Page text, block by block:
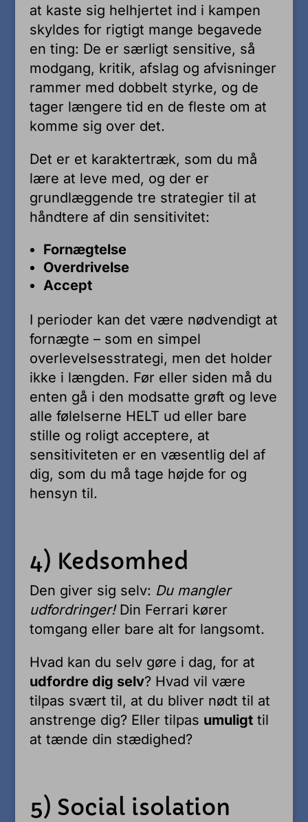
at kaste sig helhjertet ind i kampen
skyldes for rigtigt mange begavede
en ting: De er særligt sensitive, så
modgang, kritik, afslag og afvisninger
rammer med dobbelt styrke, og de
tager længere tid en de fleste om at
komme sig over det.
Det er et karaktertræk, som du må
lære at leve med, og der er
grundlæggende tre strategier til at
håndtere af din sensitivitet:
Fornægtelse
Overdrivelse
Accept
I perioder kan det være nødvendigt at
fornægte – som en simpel
overlevelsesstrategi, men det holder
ikke i længden. Før eller siden må du
enten gå i den modsatte grøft og leve
alle følelserne HELT ud eller bare
stille og roligt acceptere, at
sensitiviteten er en væsentlig del af
dig, som du må tage højde for og
hensyn til.
4) Kedsomhed
Den giver sig selv: Du mangler
udfordringer!Din Ferrari kører
tomgang eller bare alt for langsomt.
Hvad kan du selv gøre i dag, for at
udfordre dig selv? Hvad vil være
tilpas svært til, at du bliver nødt til at
anstrenge dig? Eller tilpas umuligttil
at tænde din stædighed?
5) Social isolation